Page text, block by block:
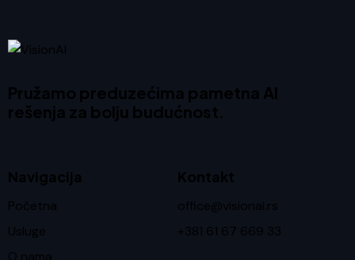
Pružamo preduzećima pametna AI
rešenja za bolju budućnost.
Navigacija
Početna
Usluge
O nama
Kontakt
office@visionai.rs
+381 61 67 669 33